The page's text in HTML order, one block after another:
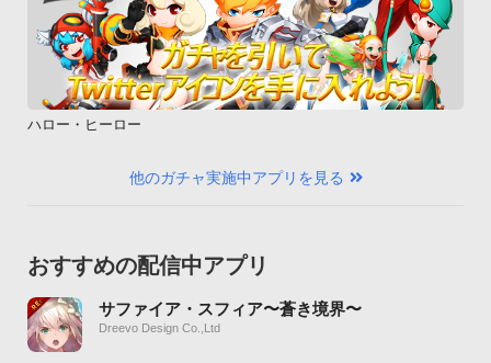
ハロー・ヒーロー
他のガチャ実施中アプリを見る
おすすめの配信中アプリ
サファイア・スフィア〜蒼き境界〜
Dreevo Design Co.,Ltd